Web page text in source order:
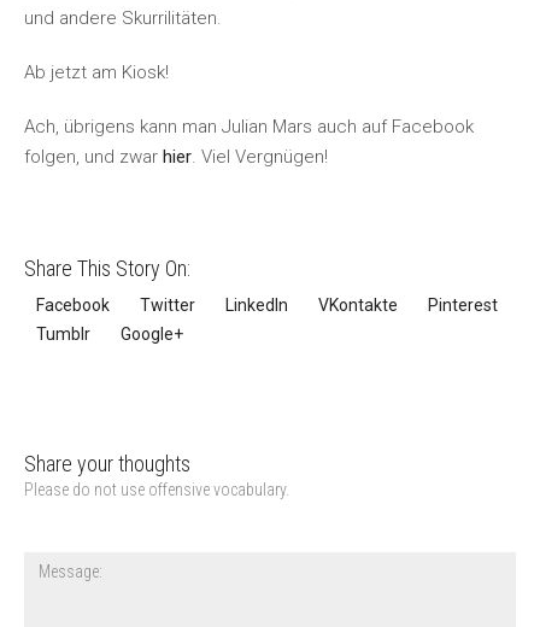
und andere Skurrilitäten.
Ab jetzt am Kiosk!
Ach, übrigens kann man Julian Mars auch auf Facebook
folgen, und zwar hier. Viel Vergnügen!
Share This Story On:
Facebook Twitter LinkedIn VKontakte
Pinterest
Tumblr
Google+
Share your thoughts
Please do not use offensive vocabulary.